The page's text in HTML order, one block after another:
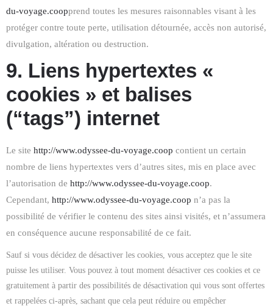
du-voyage.coopprend toutes les mesures raisonnables visant à les
protéger contre toute perte, utilisation détournée, accès non autorisé,
divulgation, altération ou destruction.
9. Liens hypertextes «
cookies » et balises
(“tags”) internet
Le site http://www.odyssee-du-voyage.coop contient un certain
nombre de liens hypertextes vers d’autres sites, mis en place avec
l’autorisation de http://www.odyssee-du-voyage.coop.
Cependant, http://www.odyssee-du-voyage.coop n’a pas la
possibilité de vérifier le contenu des sites ainsi visités, et n’assumera
en conséquence aucune responsabilité de ce fait.
Sauf si vous décidez de désactiver les cookies, vous acceptez que le site
puisse les utiliser. Vous pouvez à tout moment désactiver ces cookies et ce
gratuitement à partir des possibilités de désactivation qui vous sont offertes
et rappelées ci-après, sachant que cela peut réduire ou empêcher